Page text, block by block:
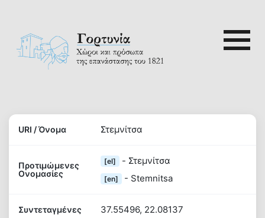
Γορτυνία
1821
για:
URI / Όνομα Στεμνίτσα
Προτιμώμενες
Ονομασίες
[el] - Στεμνίτσα
[en] - Stemnitsa
Συντεταγμένες 37.55496, 22.08137